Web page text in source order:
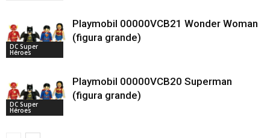
DC Super
Héroes
Playmobil 00000VCB21 Wonder Woman
(figura grande)
DC Super
Héroes
Playmobil 00000VCB20 Superman
(figura grande)